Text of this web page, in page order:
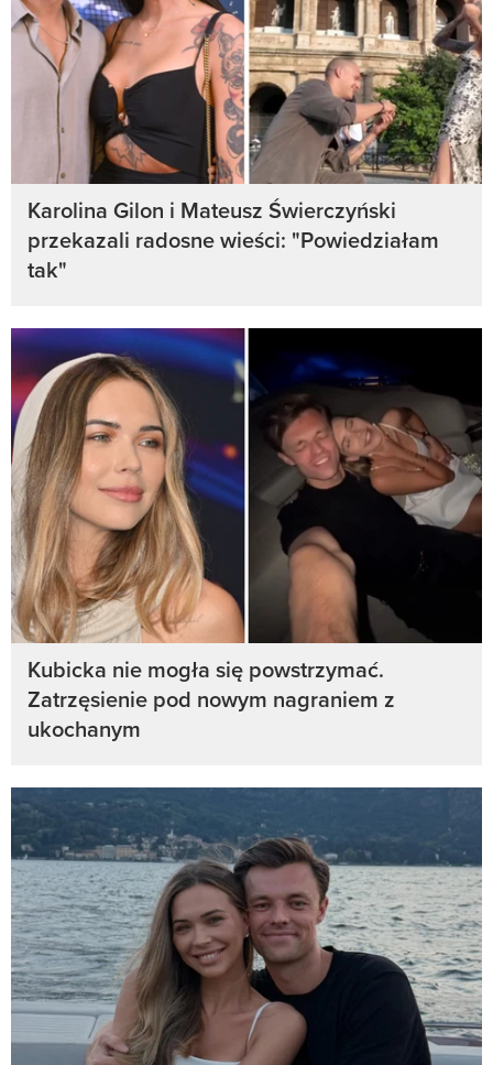
Karolina Gilon i Mateusz Świerczyński
przekazali radosne wieści: "Powiedziałam
tak"
Kubicka nie mogła się powstrzymać.
Zatrzęsienie pod nowym nagraniem z
ukochanym